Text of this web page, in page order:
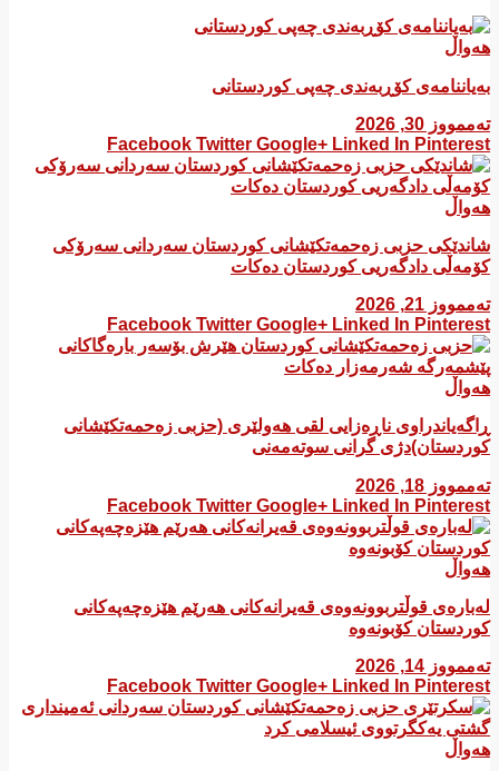
هەواڵ
بەیاننامەی کۆڕبەندی چەپی کوردستانی
تەممووز 30, 2026
Facebook Twitter Google+ Linked In Pinterest
هەواڵ
شاندێکی حزبی زەحمەتکێشانی کوردستان سەردانی سەرۆکی
کۆمەڵی دادگەریی کوردستان دەکات
تەممووز 21, 2026
Facebook Twitter Google+ Linked In Pinterest
هەواڵ
ڕاگەیاندراوی ناڕەزایی لقی هەولێری (حزبی زەحمەتکێشانی
کوردستان)دژی گرانی سوتەمەنی
تەممووز 18, 2026
Facebook Twitter Google+ Linked In Pinterest
هەواڵ
لەبارەی قوڵتربوونەوەی قەیرانەكانی هەرێم هێزەچەپەكانی
كوردستان كۆبونەوە
تەممووز 14, 2026
Facebook Twitter Google+ Linked In Pinterest
هەواڵ